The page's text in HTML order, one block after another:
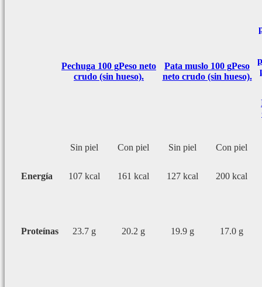
Pechuga 100 gPeso neto
crudo (sin hueso).
Pata muslo 100 gPeso
neto crudo (sin hueso).
Sin piel Con piel Sin piel Con piel
Energía 107 kcal 161 kcal 127 kcal 200 kcal
Proteínas 23.7 g 20.2 g 19.9 g 17.0 g